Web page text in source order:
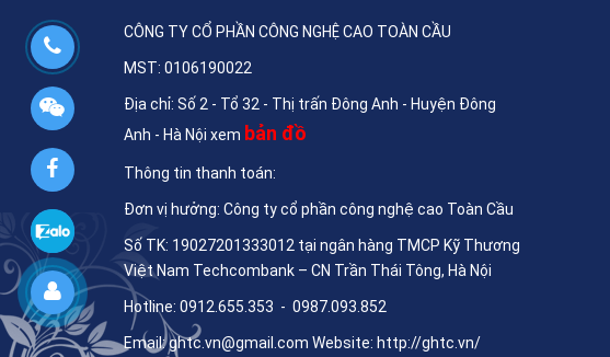
CÔNG TY CỔ PHẦN CÔNG NGHỆ CAO TOÀN CẦU
MST: 0106190022
Địa chỉ: Số 2 - Tổ 32 - Thị trấn Đông Anh - Huyện Đông
Anh - Hà Nội xem bản đồ
Thông tin thanh toán:
Đơn vị hưởng: Công ty cổ phần công nghệ cao Toàn Cầu
Số TK: 19027201333012 tại ngân hàng TMCP Kỹ Thương
Việt Nam Techcombank – CN Trần Thái Tông, Hà Nội
Hotline: 0912.655.353 - 0987.093.852
Email:ghtc.vn@gmail.com Website: http://ghtc.vn/